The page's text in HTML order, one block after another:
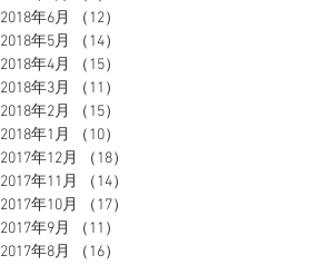
2018年6月
（12）
2018年5月
（14）
2018年4月
（15）
2018年3月
（11）
2018年2月
（15）
2018年1月
（10）
2017年12月
（18）
2017年11月
（14）
2017年10月
（17）
2017年9月
（11）
2017年8月
（16）